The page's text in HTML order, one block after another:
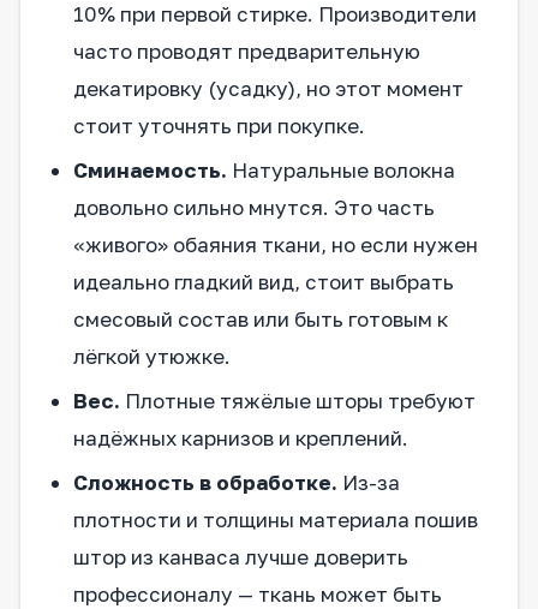
10% при первой стирке. Производители
часто проводят предварительную
декатировку (усадку), но этот момент
стоит уточнять при покупке.
Сминаемость. Натуральные волокна
довольно сильно мнутся. Это часть
«живого» обаяния ткани, но если нужен
идеально гладкий вид, стоит выбрать
смесовый состав или быть готовым к
лёгкой утюжке.
Вес. Плотные тяжёлые шторы требуют
надёжных карнизов и креплений.
Сложность в обработке. Из-за
плотности и толщины материала пошив
штор из канваса лучше доверить
профессионалу — ткань может быть